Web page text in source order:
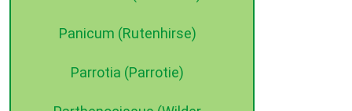
Panicum (Rutenhirse)
Parrotia (Parrotie)